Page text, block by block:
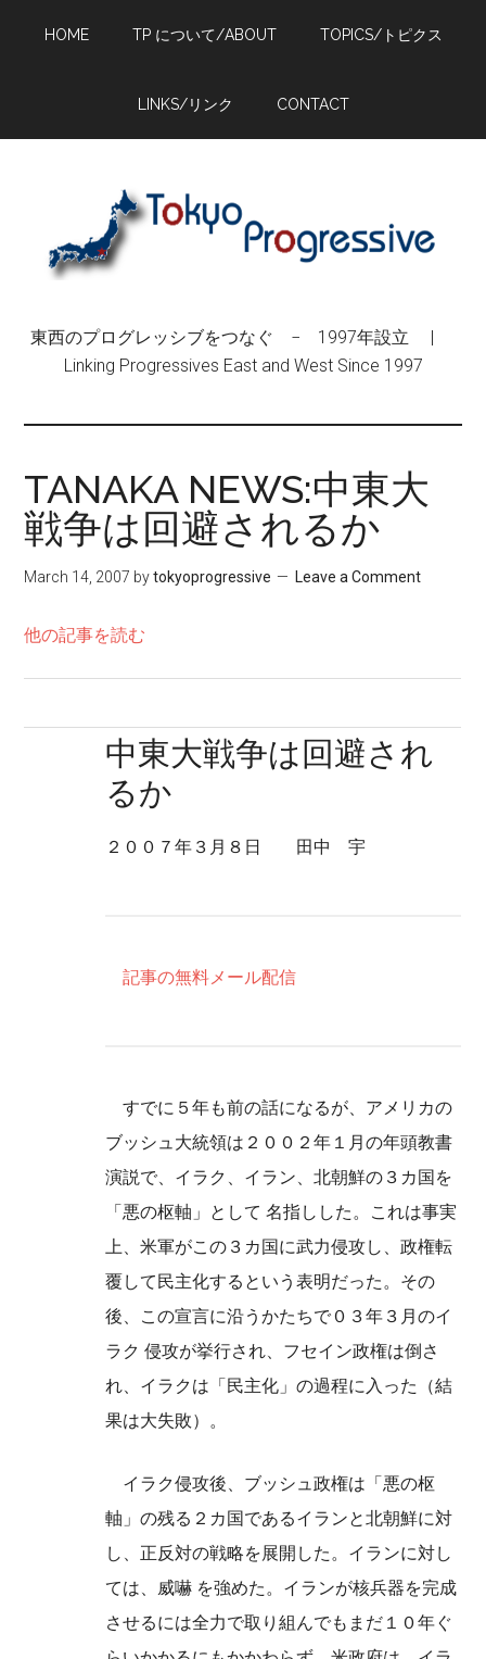
HOME TP について/ABOUT TOPICS/トピクス
LINKS/リンク CONTACT
東西のプログレッシブをつなぐ − 1997年設立 |
Linking Progressives East and West Since 1997
TANAKA NEWS:中東大
戦争は回避されるか
March 14, 2007 bytokyoprogressive Leave a Comment
他の記事を読む
中東大戦争は回避され
るか
２００７年３月８日 田中 宇
記事の無料メール配信
すでに５年も前の話になるが、アメリカの
ブッシュ大統領は２００２年１月の年頭教書
演説で、イラク、イラン、北朝鮮の３カ国を
「悪の枢軸」として 名指しした。これは事実
上、米軍がこの３カ国に武力侵攻し、政権転
覆して民主化するという表明だった。その
後、この宣言に沿うかたちで０３年３月のイ
ラク 侵攻が挙行され、フセイン政権は倒さ
れ、イラクは「民主化」の過程に入った（結
果は大失敗）。
イラク侵攻後、ブッシュ政権は「悪の枢
軸」の残る２カ国であるイランと北朝鮮に対
し、正反対の戦略を展開した。イランに対し
ては、威嚇 を強めた。イランが核兵器を完成
させるには全力で取り組んでもまだ１０年ぐ